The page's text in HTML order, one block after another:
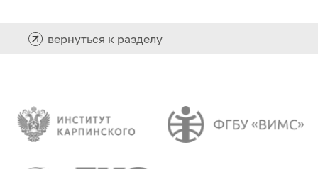
вернуться к разделу